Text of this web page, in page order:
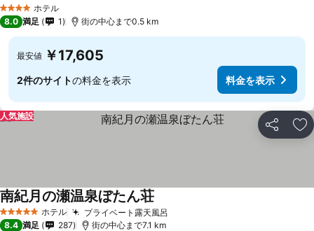
4 ホテルのランク
ホテル
8.0 満足 1 街の中心まで0.5 km
最安値 ￥17,605
2件のサイトの料金を表示 料金を表示
シェア お
人気施設
5 ホテルのランク
ホテル プライベート露天風呂
南紀月の瀬温泉ぼたん荘
8.4 満足 287 街の中心まで7.1 km